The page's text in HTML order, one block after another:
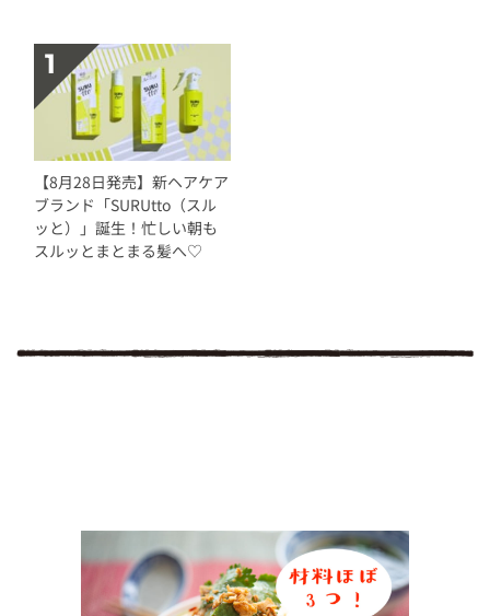
【8月28日発売】新ヘアケア
ブランド「SURUtto（スル
ッと）」誕生！忙しい朝も
スルッとまとまる髪へ♡